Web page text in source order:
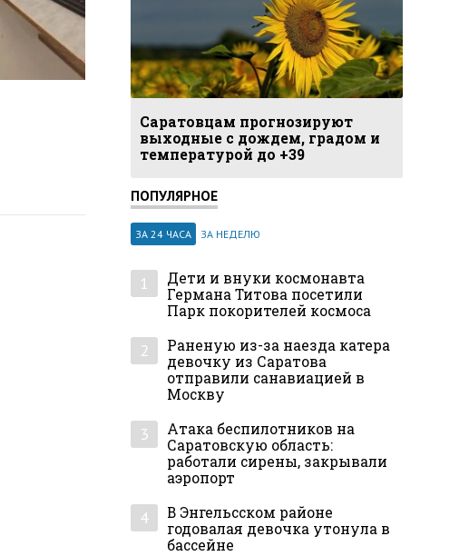
Саратовцам прогнозируют
выходные с дождем, градом и
температурой до +39
ПОПУЛЯРНОЕ
ЗА 24 ЧАСА ЗА НЕДЕЛЮ
1
Дети и внуки космонавта
Германа Титова посетили
Парк покорителей космоса
2
Раненую из-за наезда катера
девочку из Саратова
отправили санавиацией в
Москву
3
Атака беспилотников на
Саратовскую область:
работали сирены, закрывали
аэропорт
4
В Энгельсском районе
годовалая девочка утонула в
бассейне